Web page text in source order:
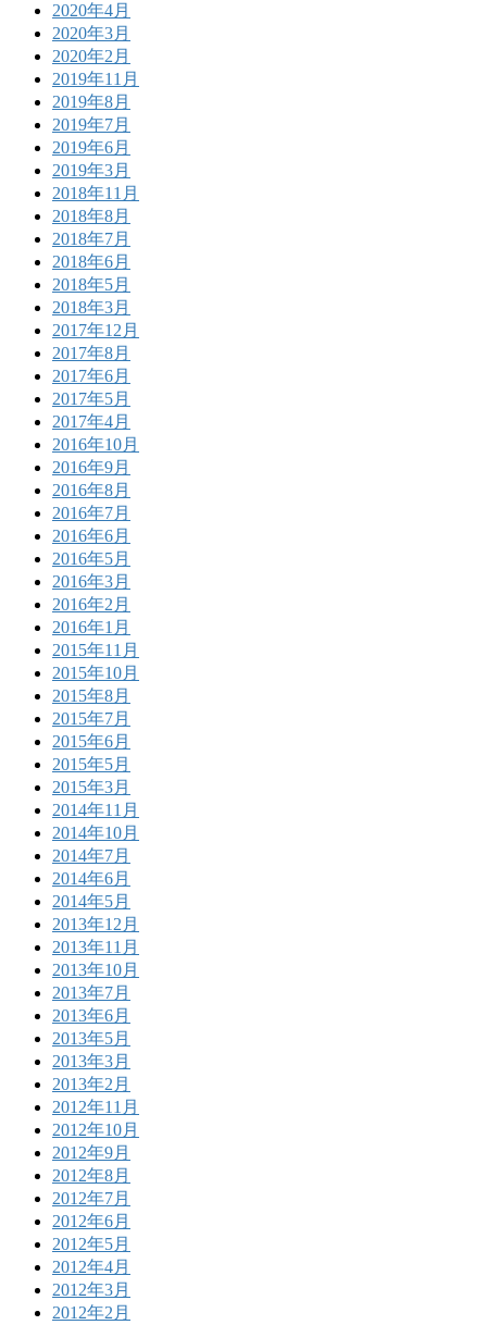
2020年4月
2020年3月
2020年2月
2019年11月
2019年8月
2019年7月
2019年6月
2019年3月
2018年11月
2018年8月
2018年7月
2018年6月
2018年5月
2018年3月
2017年12月
2017年8月
2017年6月
2017年5月
2017年4月
2016年10月
2016年9月
2016年8月
2016年7月
2016年6月
2016年5月
2016年3月
2016年2月
2016年1月
2015年11月
2015年10月
2015年8月
2015年7月
2015年6月
2015年5月
2015年3月
2014年11月
2014年10月
2014年7月
2014年6月
2014年5月
2013年12月
2013年11月
2013年10月
2013年7月
2013年6月
2013年5月
2013年3月
2013年2月
2012年11月
2012年10月
2012年9月
2012年8月
2012年7月
2012年6月
2012年5月
2012年4月
2012年3月
2012年2月